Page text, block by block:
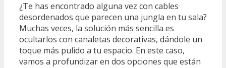
¿Te has encontrado alguna vez con cables
desordenados que parecen una jungla en tu sala?
Muchas veces, la solución más sencilla es
ocultarlos con canaletas decorativas, dándole un
toque más pulido a tu espacio. En este caso,
vamos a profundizar en dos opciones que están